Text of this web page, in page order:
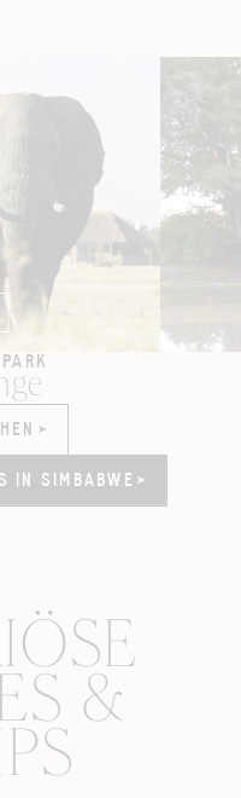
IN SIMBABWE
IN SIMBABWE
&